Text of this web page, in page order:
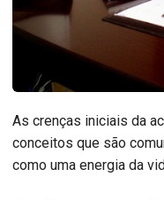
As crenças iniciais da
conceitos que são
como uma energia da